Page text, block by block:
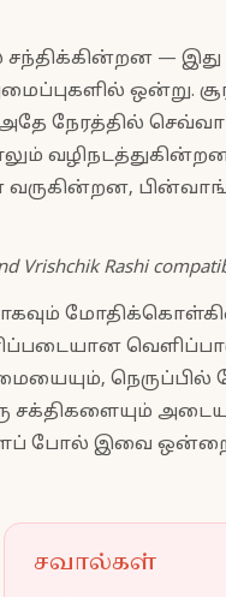
— இது
ஒன்று.
நேரத்தில்
Vrishchik Rashi
சக்திகளையும்
போல் இவை
சவால்கள்